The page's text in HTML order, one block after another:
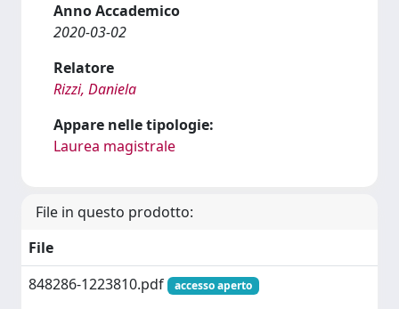
Anno Accademico
2020-03-02
Relatore
Rizzi, Daniela
Appare nelle tipologie:
Laurea magistrale
File in questo prodotto:
File
848286-1223810.pdf
accesso aperto